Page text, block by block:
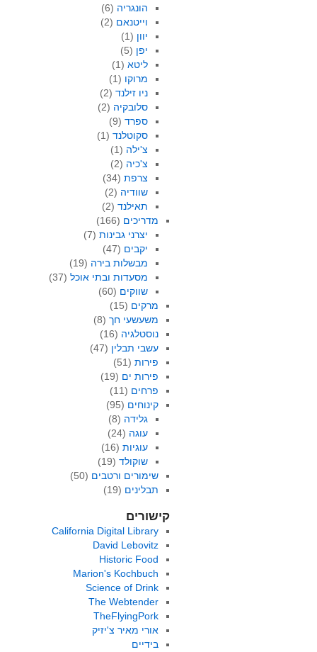
הונגריה (6)
וייטנאם (2)
יוון (1)
יפן (5)
ליטא (1)
מרוקו (1)
ניו זילנד (2)
סלובקיה (2)
ספרד (9)
סקוטלנד (1)
צ'ילה (1)
צ'כיה (2)
צרפת (34)
שוודיה (2)
תאילנד (2)
מדריכים (166)
יצרני גבינות (7)
יקבים (47)
מבשלות בירה (19)
מסעדות ובתי אוכל (37)
שווקים (60)
מרקים (15)
משעשעי חך(8)
נוסטלגיה (16)
עשבי תבלין (47)
פירות(51)
פירות ים (19)
פרחים (11)
קינוחים (95)
גלידה (8)
עוגה (24)
עוגיות (16)
שוקולד (19)
שימורים ורטבים (50)
תבלינים (19)
קישורים
California Digital Library
David Lebovitz
Historic Food
Marion's Kochbuch
Science of Drink
The Webtender
TheFlyingPork
אורי מאיר צ'יזיק
בידיים